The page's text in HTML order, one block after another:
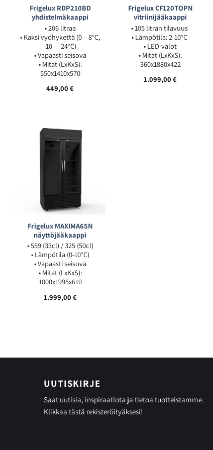
Frigelux RDP210BD
yhdistelmäkaappi
• 206 litraa
• Kaksi vyöhykettä (0 – 8°C,
-10 – -24°C)
• Vapaasti seisova
• Mitat (LxKxS):
550x1410x570
449,00€
Frigelux CF120TOPN
vitriinijääkaappi
• 105 litran tilavuus
• Lämpötila: 2-10°C
• LED-valot
• Mitat (LxKxS):
360x1880x422
1.099,00€
Frigelux MAXIMA65N
näyttöjääkaappi
• 559 (33cl) / 325 (50cl)
• Lämpötila (0-10°C)
• Vapaasti seisova
• Mitat (LxKxS):
1000x1995x610
1.999,00 €
UUTISKIRJE
Saat uutisia, inspiraatiota ja tietoa tuotteistamme.
Klikkaa tästä rekisteröityäksesi!